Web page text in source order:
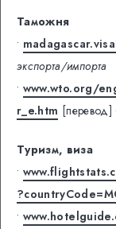
Таможня
•
экспорта/импорта
• www.wto.org/
r_e.htm [перевод]
Туризм, виза
•
•